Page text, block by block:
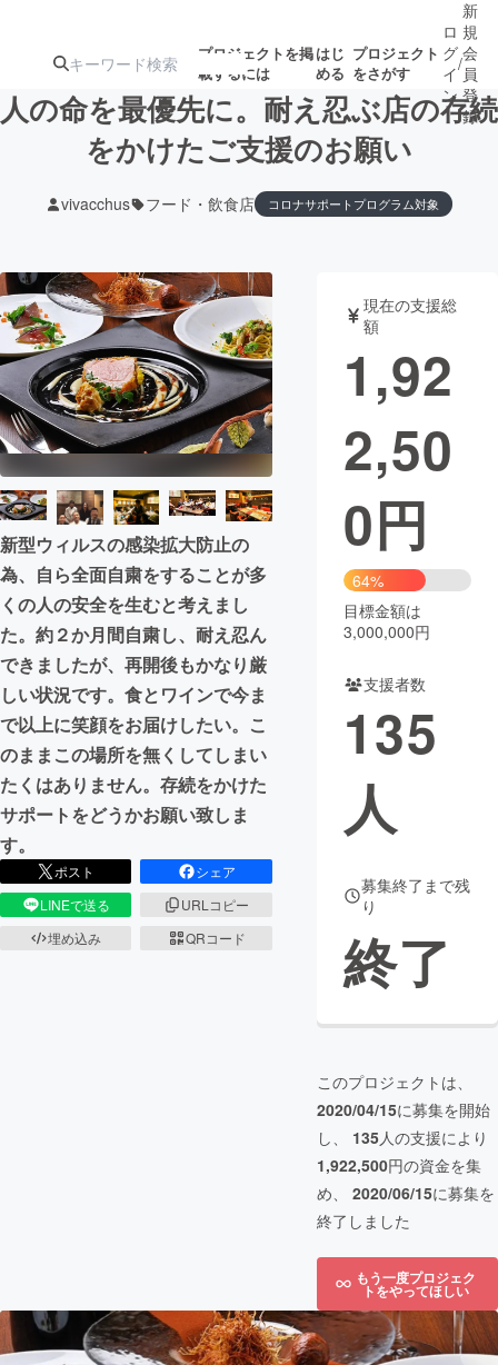
プロジェクトを掲
載するには
はじ
める
プロジェクト
をさがす
ジェクト
ターン
注目の新着プロ
ジェクト
募集終了が近いプ
ロジェクト
もうすぐ公開
されます
アート・写真 音楽
テクノロジー・ガジェット ゲーム・サ
映像・映画
ビジネス・起業
まちづくり・地域活性化
CAMPFIRE for Social Good
CAMPFIRE Creation
CAMPFIREふるさと納税machi-ya コミュニティ
ロ
グ
イ
ン
/
新
規
会
員
登
録
人の命を最優先に。耐え忍ぶ店の存続
をかけたご支援のお願い
vivacchus フード・飲食店 コロナサポートプログラム対象
新型ウィルスの感染拡大防止の
為、自ら全面自粛をすることが多
くの人の安全を生むと考えまし
た。約２か月間自粛し、耐え忍ん
できましたが、再開後もかなり厳
しい状況です。食とワインで今ま
で以上に笑顔をお届けしたい。こ
のままこの場所を無くしてしまい
たくはありません。存続をかけた
サポートをどうかお願い致しま
す。
ポスト
シェア
LINEで送る
URLコピー
埋め込み
QRコード
現在の支援総
額
1,92
2,50
0円
64%
目標金額は
3,000,000円
支援者数
135
人
募集終了まで残
り
終了
このプロジェクトは、
2020/04/15に募集を開始
し、 135人の支援により
1,922,500円の資金を集
め、 2020/06/15に募集を
終了しました
もう一度プロジェク
トをやってほしい